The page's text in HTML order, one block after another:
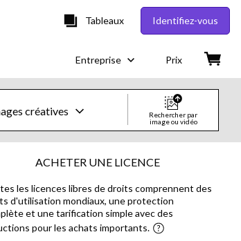
Tableaux Identifiez-vous
Entreprise Prix
créatives
créatives
Rechercher par
image ou vidéo
ACHETER UNE LICENCE
les licences libres de droits comprennent des
d'utilisation mondiaux, une protection
et une tarification simple avec des
pour les achats importants.